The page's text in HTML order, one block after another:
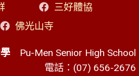
三好體協
佛光山寺
Pu-Men Senior High School
電話：(07) 656-2676